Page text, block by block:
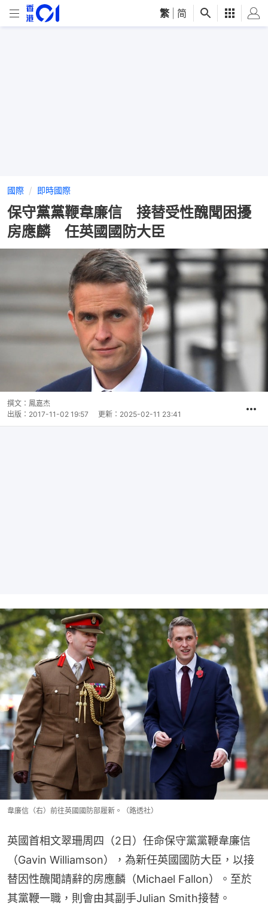
繁 简
國際 即時國際
保守黨黨鞭韋廉信 接替受性醜聞困擾
房應麟 任英國國防大臣
撰文： 鳳嘉杰
出版： 2017-11-02 19:57 更新： 2025-02-11 23:41
韋廉信（右）前往英國國防部履新。（路透社）
英國首相文翠珊周四（2日）任命保守黨黨鞭韋廉信
（Gavin Williamson），為新任英國國防大臣，以接
替因性醜聞請辭的房應麟（Michael Fallon）。至於
其黨鞭一職，則會由其副手Julian Smith接替。